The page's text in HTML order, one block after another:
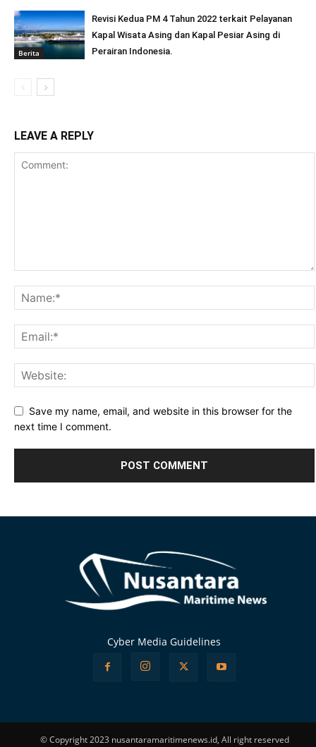
Berita
Revisi Kedua PM 4 Tahun 2022 terkait Pelayanan
Kapal Wisata Asing dan Kapal Pesiar Asing di
Perairan Indonesia.
LEAVE A REPLY
Save my name, email, and website in this browser for the
next time I comment.
Cyber Media Guidelines
© Copyright 2023 nusantaramaritimenews.id, All right reserved